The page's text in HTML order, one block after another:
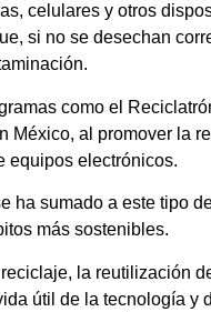
celulares y otros
si no se desechan
como el
México, al promover la
equipos electrónicos.
ha sumado a este tipo
más sostenibles.
la reutilización
útil de la tecnología y